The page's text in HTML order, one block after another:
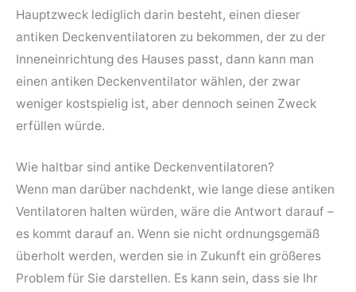
Hauptzweck lediglich darin besteht, einen dieser
antiken Deckenventilatoren zu bekommen, der zu der
Inneneinrichtung des Hauses passt, dann kann man
einen antiken Deckenventilator wählen, der zwar
weniger kostspielig ist, aber dennoch seinen Zweck
erfüllen würde.
Wie haltbar sind antike Deckenventilatoren?
Wenn man darüber nachdenkt, wie lange diese antiken
Ventilatoren halten würden, wäre die Antwort darauf –
es kommt darauf an. Wenn sie nicht ordnungsgemäß
überholt werden, werden sie in Zukunft ein größeres
Problem für Sie darstellen. Es kann sein, dass sie Ihr